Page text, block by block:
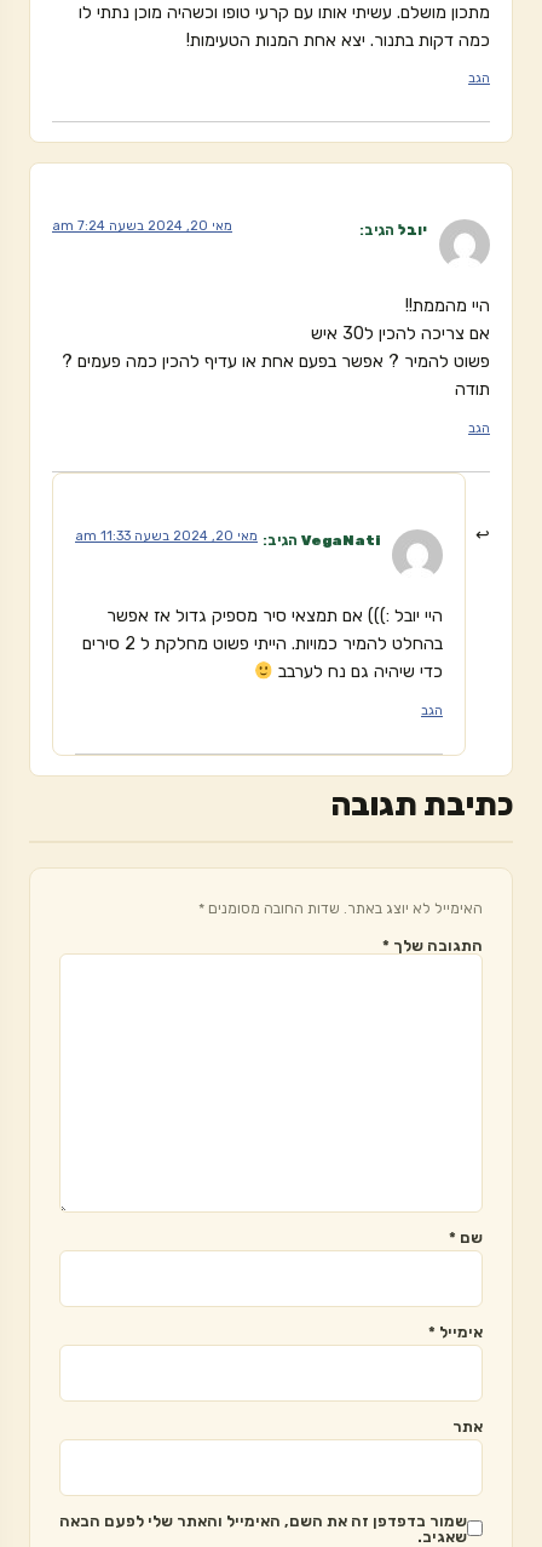
מתכון מושלם. עשיתי אותו עם קרעי טופו וכשהיה מוכן נתתי לו
כמה דקות בתנור. יצא אחת המנות הטעימות!
הגב
יובל הגיב: מאי 20, 2024 בשעה 7:24 am
היי מהממת!!
אם צריכה להכין ל30 איש
פשוט להמיר ? אפשר בפעם אחת או עדיף להכין כמה פעמים ?
תודה
הגב
VegaNati הגיב: מאי 20, 2024 בשעה 11:33 am
היי יובל :))) אם תמצאי סיר מספיק גדול אז אפשר
בהחלט להמיר כמויות. הייתי פשוט מחלקת ל 2 סירים
כדי שיהיה גם נח לערבב
הגב
כתיבת תגובה
האימייל לא יוצג באתר. שדות החובה מסומנים *
התגובה שלך *
שם *
אימייל *
אתר
שמור בדפדפן זה את השם, האימייל והאתר שלי לפעם הבאה
שאגיב.